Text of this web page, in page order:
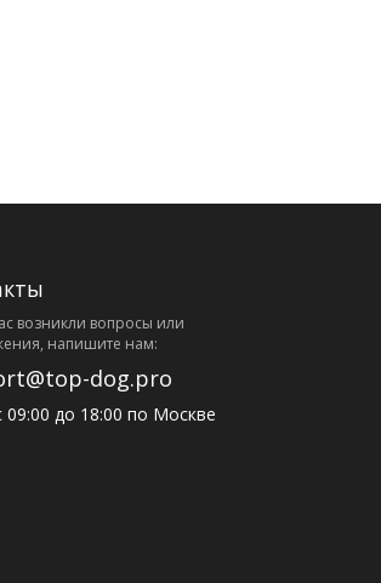
возникли вопросы или
напишите нам:
dog.pro
09:00 до 18:00 по Москве